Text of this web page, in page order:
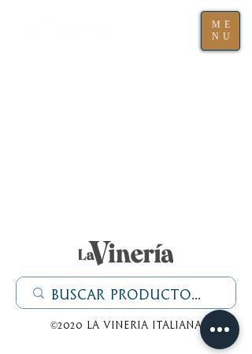
ME
NU
©2020 La Vineria italiana